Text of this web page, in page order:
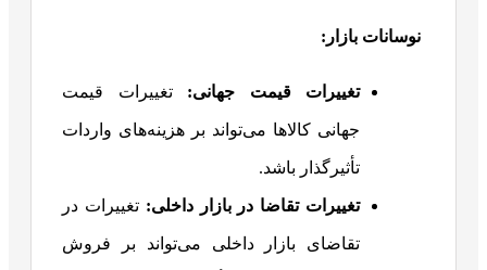
نوسانات بازار :
تغییرات قیمت جهانی: تغییرات قیمت
جهانی کالاها می‌تواند بر هزینه‌های واردات
تأثیرگذار باشد.
تغییرات تقاضا در بازار داخلی: تغییرات در
تقاضای بازار داخلی می‌تواند بر فروش